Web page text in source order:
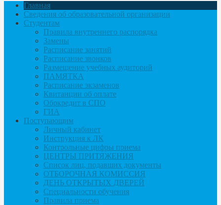
Главная
Сведения об образовательной организации
Студентам
Правила внутреннего распорядка
Замены
Расписание занятий
Расписание звонков
Размещение учебных аудиторий
ПАМЯТКА
Расписание экзаменов
Квитанции об оплате
Обркредит в СПО
ГИА
Поступающим
Личный кабинет
Инструкция к ЛК
Контрольные цифры приема
ЦЕНТРЫ ПРИТЯЖЕНИЯ
Список лиц, подавших документы
ОТБОРОЧНАЯ КОМИССИЯ
ДЕНЬ ОТКРЫТЫХ ДВЕРЕЙ
Специальности обучения
Правила приема